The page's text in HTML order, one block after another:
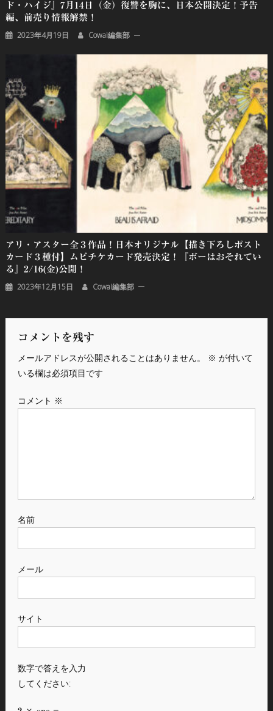
ド・ハイジ』7月14日（金）復讐を胸に、日本公開決定！予告
編、前売り情報解禁！
2023年4月19日 Cowai編集部
アリ・アスター全３作品！⽇本オリジナル【描き下ろしポスト
カード３種付】ムビチケカード発売決定！『ボーはおそれてい
る』2/16(金)公開！
2023年12月15日 Cowai編集部
コメントを残す
メールアドレスが公開されることはありません。 ※ が付いて
いる欄は必須項目です
コメント ※
名前
メール
サイト
数字で答えを入力
してください: